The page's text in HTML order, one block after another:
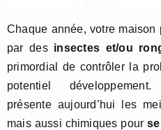
Chaque année, votre
par des insectes et/ou
primordial de contrôler la
potentiel
présente aujourd’hui les
mais aussi chimiques pour